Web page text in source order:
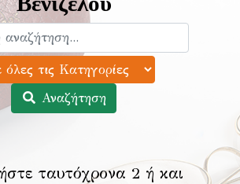
Αναζήτηση
ταυτόχρονα 2 ή και